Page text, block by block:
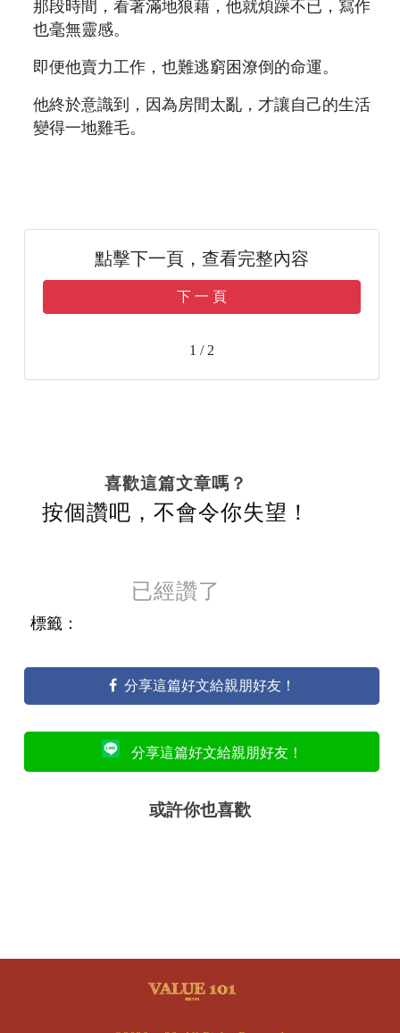
那段時間，看著滿地狼藉，他就煩躁不已，寫作
也毫無靈感。
即便他賣力工作，也難逃窮困潦倒的命運。
他終於意識到，因為房間太亂，才讓自己的生活
變得一地雞毛。
點擊下一頁，查看完整內容
下 一 頁
1 / 2
喜歡這篇文章嗎？
按個讚吧，不會令你失望！
已經讚了
標籤：
分享這篇好文給親朋好友！
分享這篇好文給親朋好友！
或許你也喜歡